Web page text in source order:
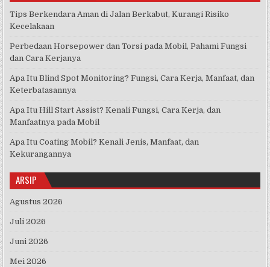
Tips Berkendara Aman di Jalan Berkabut, Kurangi Risiko
Kecelakaan
Perbedaan Horsepower dan Torsi pada Mobil, Pahami Fungsi
dan Cara Kerjanya
Apa Itu Blind Spot Monitoring? Fungsi, Cara Kerja, Manfaat, dan
Keterbatasannya
Apa Itu Hill Start Assist? Kenali Fungsi, Cara Kerja, dan
Manfaatnya pada Mobil
Apa Itu Coating Mobil? Kenali Jenis, Manfaat, dan
Kekurangannya
ARSIP
Agustus 2026
Juli 2026
Juni 2026
Mei 2026